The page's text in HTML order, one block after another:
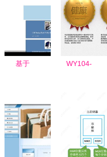
基于
銷售系統設
計與實現
WY104-
景解析